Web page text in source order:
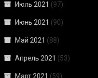
Июль 2021 (97)
Июнь 2021 (90)
Май 2021 (88)
Апрель 2021 (53)
Март 2021 (59)